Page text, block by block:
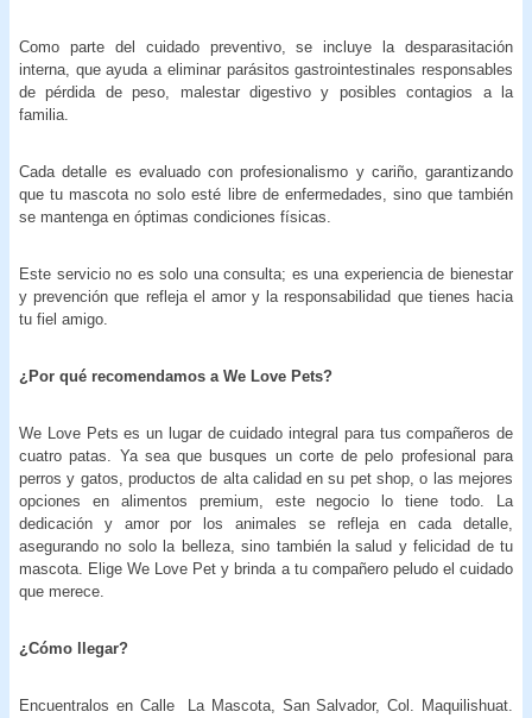
Como parte del cuidado preventivo, se incluye la desparasitación
interna, que ayuda a eliminar parásitos gastrointestinales responsables
de pérdida de peso, malestar digestivo y posibles contagios a la
familia.
Cada detalle es evaluado con profesionalismo y cariño, garantizando
que tu mascota no solo esté libre de enfermedades, sino que también
se mantenga en óptimas condiciones físicas.
Este servicio no es solo una consulta; es una experiencia de bienestar
y prevención que refleja el amor y la responsabilidad que tienes hacia
tu fiel amigo.
¿Por qué recomendamos a We Love Pets?
We Love Pets es un lugar de cuidado integral para tus compañeros de
cuatro patas. Ya sea que busques un corte de pelo profesional para
perros y gatos, productos de alta calidad en su pet shop, o las mejores
opciones en alimentos premium, este negocio lo tiene todo. La
dedicación y amor por los animales se refleja en cada detalle,
asegurando no solo la belleza, sino también la salud y felicidad de tu
mascota. Elige We Love Pet y brinda a tu compañero peludo el cuidado
que merece.
¿Cómo llegar?
Encuentralos en Calle La Mascota, San Salvador, Col. Maquilishuat.